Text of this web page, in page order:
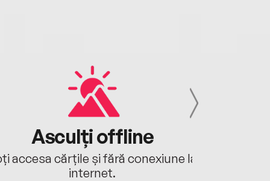
Asculți offline
accesa cărțile și fără conexiune la
internet.